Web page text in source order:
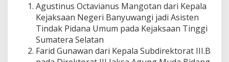
Agustinus Octavianus Mangotan dari Kepala
Kejaksaan Negeri Banyuwangi jadi Asisten
Tindak Pidana Umum pada Kejaksaan Tinggi
Sumatera Selatan
Farid Gunawan dari Kepala Subdirektorat III.B